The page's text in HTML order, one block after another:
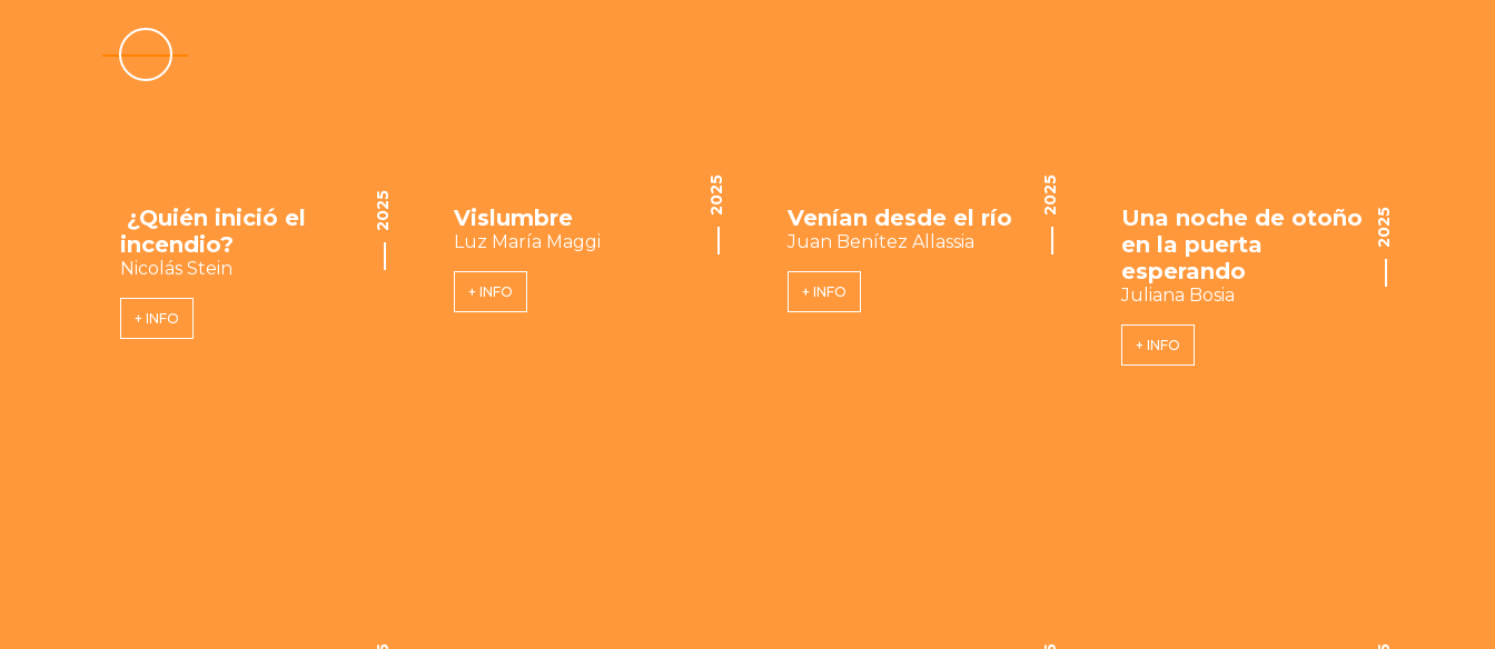
¿Quién inició el
incendio?
Nicolás Stein
+ INFO
2025 Vislumbre
Luz María Maggi
+ INFO
2025
Venían desde el río
Juan Benítez Allassia
+ INFO
2025
Una noche de otoño
en la puerta
esperando
Juliana Bosia
+ INFO
2025